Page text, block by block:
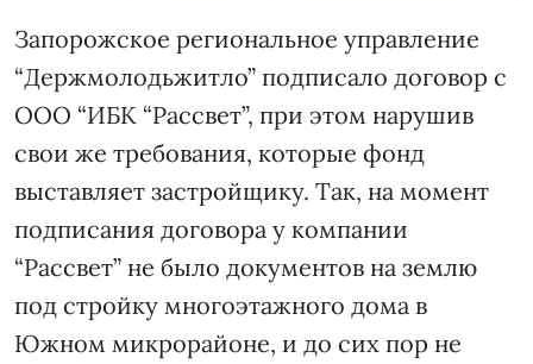
Запорожское региональное управление
“Держмолодьжитло” подписало договор с
ООО “ИБК “Рассвет”, при этом нарушив
свои же требования, которые фонд
выставляет застройщику. Так, на момент
подписания договора у компании
“Рассвет” не было документов на землю
под стройку многоэтажного дома в
Южном микрорайоне, и до сих пор не